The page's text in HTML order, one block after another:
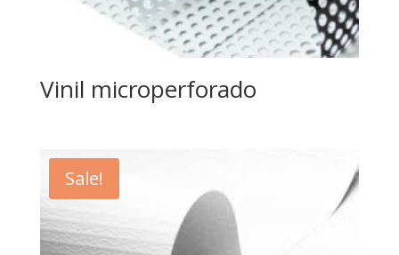
Vinil microperforado
Sale!